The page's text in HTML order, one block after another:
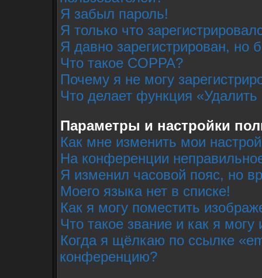
Я забыл пароль!
Я только что
Я давно зарегистрирован, но
Что такое COPPA?
Почему я не могу
Что делает функция
Параметры и настройки
Как мне изменить мои
На конференции
Я изменил часовой пояс, но
Моего языка нет в списке!
Как я могу поместить
Что такое звание и как я могу
Когда я щёлкаю по ссылке
конференцию?